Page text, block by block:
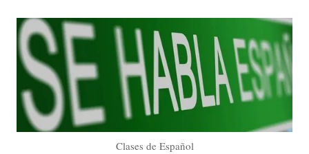
Clases de Español